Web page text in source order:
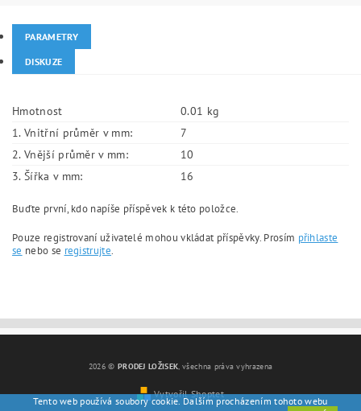
PARAMETRY
DISKUZE
Hmotnost
0.01 kg
1. Vnitřní průměr v mm:
7
2. Vnější průměr v mm:
10
3. Šířka v mm:
16
Buďte první, kdo napíše příspěvek k této položce.
Pouze registrovaní uživatelé mohou vkládat příspěvky. Prosím přihlaste
se nebo se registrujte.
2026 © PRODEJ LOŽISEK, všechna práva vyhrazena
Vytvořil Shoptet
Tento web používá soubory cookie. Dalším procházením tohoto webu